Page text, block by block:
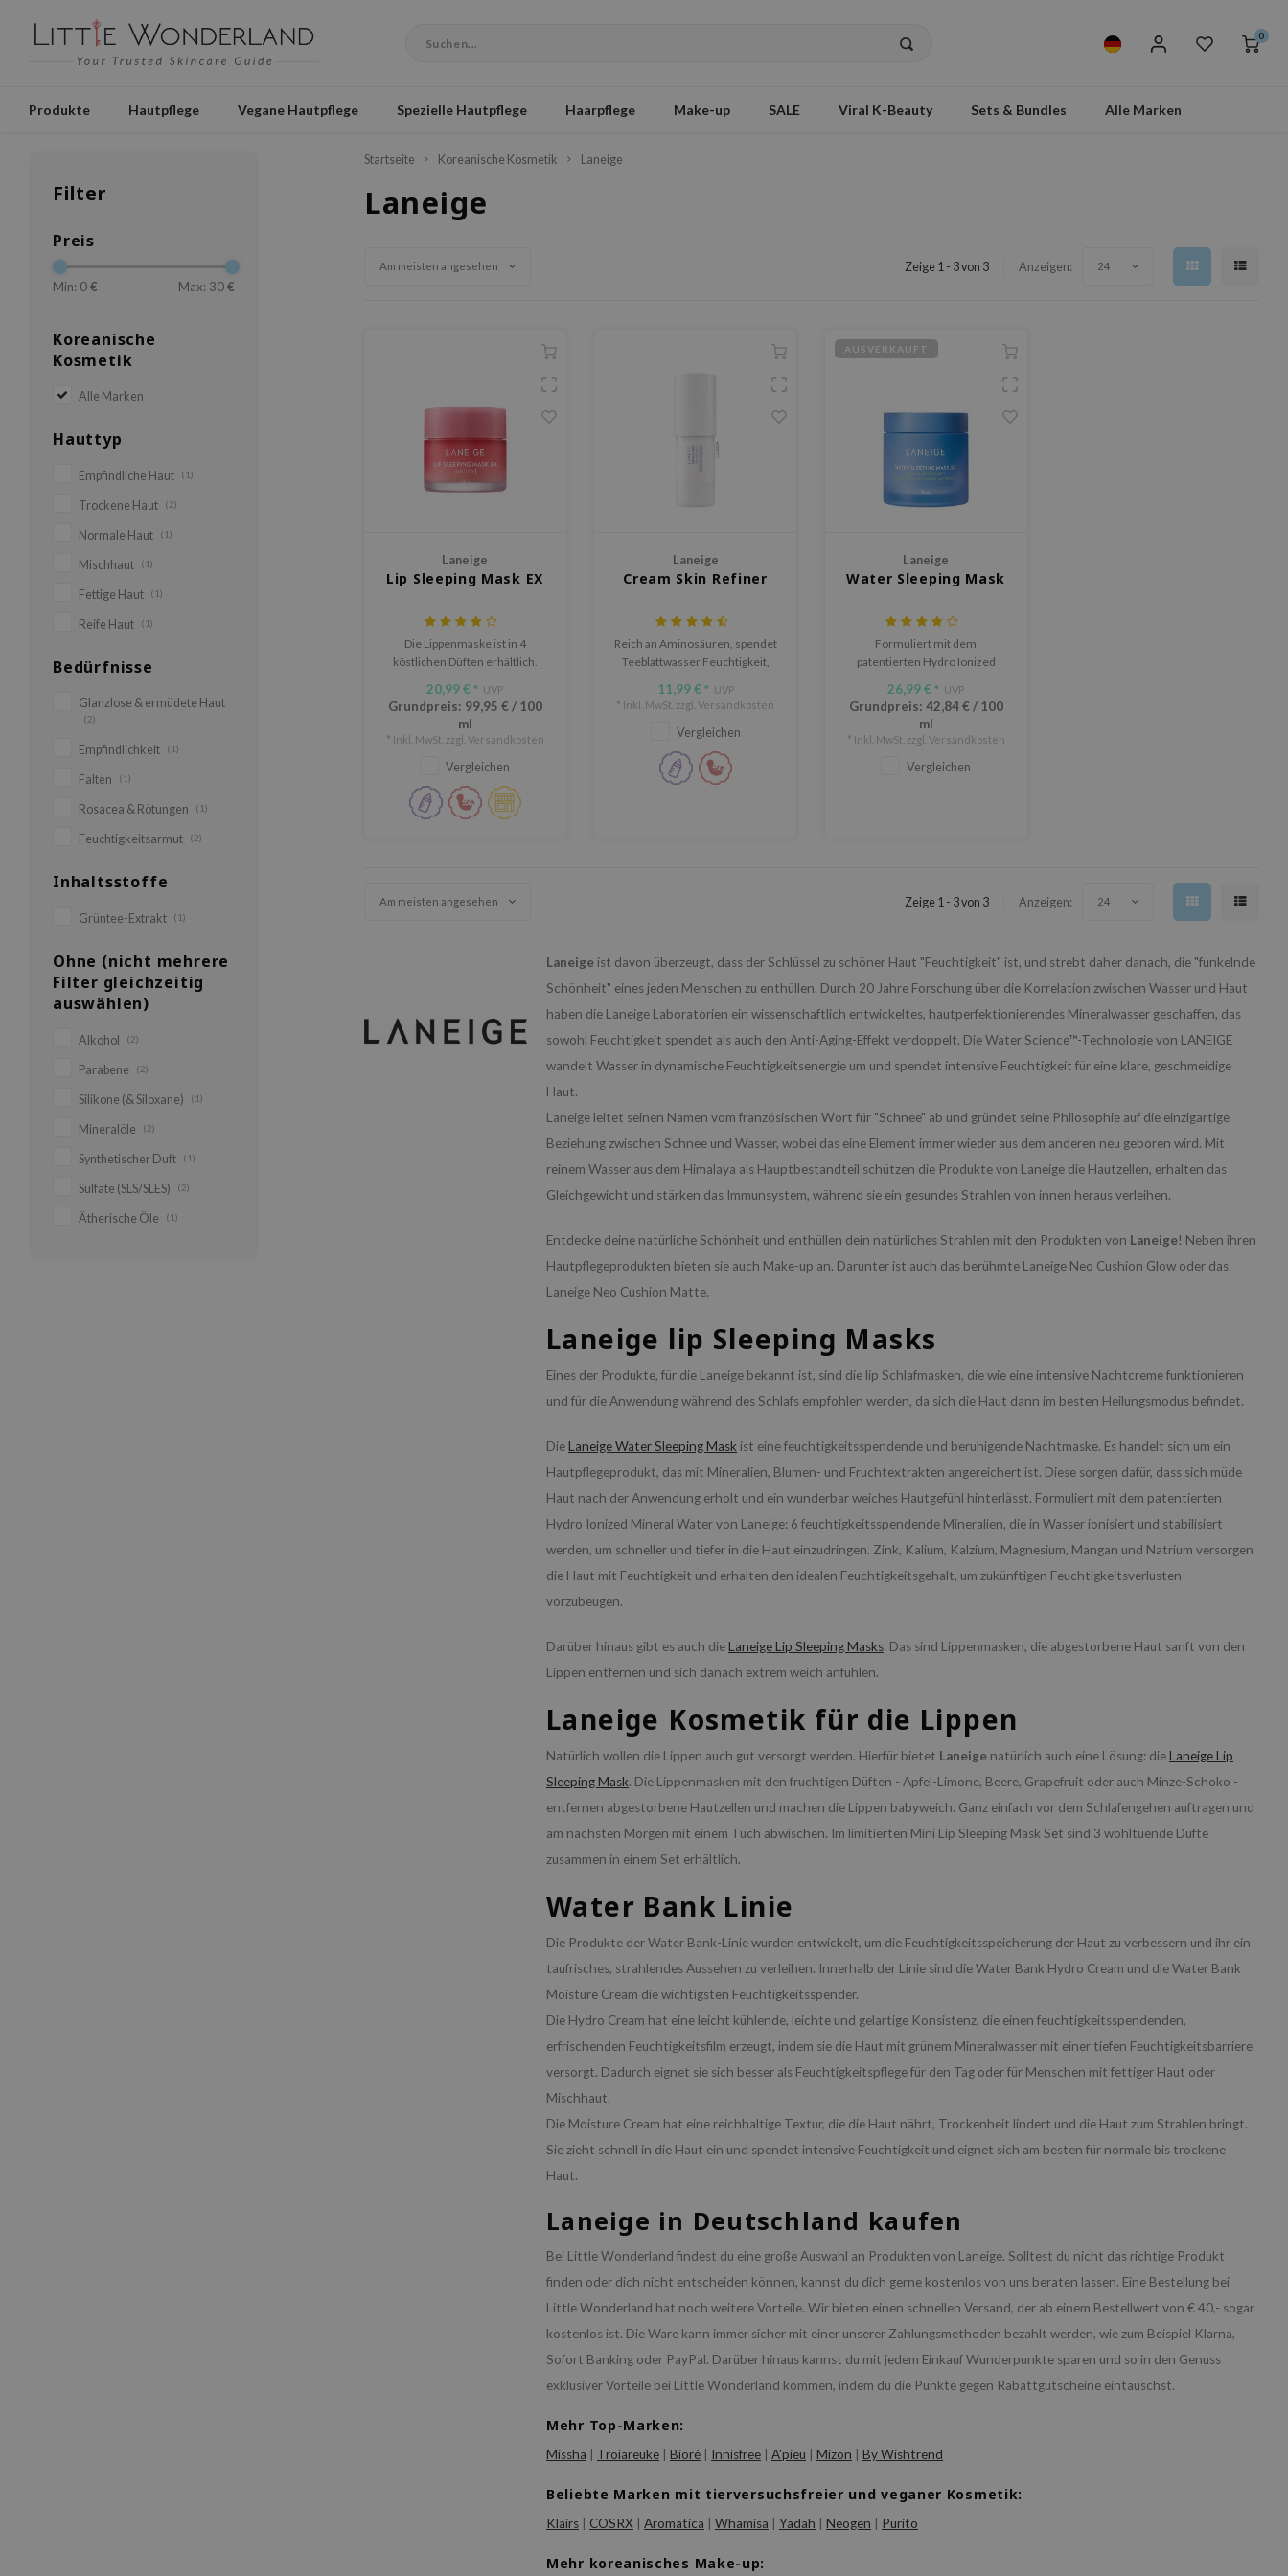
0
Produkte Hautpflege Vegane Hautpflege Spezielle Hautpflege Haarpflege Make-up SALE Viral K-Beauty Sets & Bundles Alle Marken
Filter
Preis
Min: 0€ Max: 30€
Koreanische
Kosmetik
Alle Marken
Hauttyp
Empfindliche Haut (1)
Trockene Haut (2)
Normale Haut (1)
Mischhaut (1)
Fettige Haut (1)
Reife Haut (1)
Bedürfnisse
Glanzlose & ermüdete Haut
(2)
Empfindlichkeit (1)
Falten (1)
Rosacea & Rötungen (1)
Feuchtigkeitsarmut (2)
Inhaltsstoffe
Grüntee-Extrakt (1)
Ohne (nicht mehrere
Filter gleichzeitig
auswählen)
Alkohol (2)
Parabene (2)
Silikone (& Siloxane) (1)
Mineralöle (2)
Synthetischer Duft (1)
Sulfate (SLS/SLES) (2)
Ätherische Öle (1)
Startseite Koreanische Kosmetik Laneige
Laneige
Am meisten angesehen Zeige 1 - 3 von 3 Anzeigen: 24
Laneige
Lip Sleeping Mask EX
Die Lippenmaske ist in 4
köstlichen Düften erhältlich.
20,99 € * UVP
Grundpreis: 99,95 €/ 100
ml
* Inkl. MwSt. zzgl. Versandkosten
Vergleichen
Laneige
Cream Skin Refiner
Reich an Aminosäuren, spendet
Teeblattwasser Feuchtigkeit,
Hautbarriere
11,99 € * UVP
* Inkl. MwSt. zzgl. Versandkosten
Vergleichen
AUSVERKAUFT
Laneige
Water Sleeping Mask
Formuliert mit dem
patentierten Hydro Ionized
26,99 € * UVP
Grundpreis: 42,84 €/ 100
ml
* Inkl. MwSt. zzgl. Versandkosten
Vergleichen
Am meisten angesehen Zeige 1 - 3 von 3 Anzeigen: 24
Laneige ist davon überzeugt, dass der Schlüssel zu schöner Haut "Feuchtigkeit" ist, und strebt daher danach, die "funkelnde
Schönheit" eines jeden Menschen zu enthüllen. Durch 20 Jahre Forschung über die Korrelation zwischen Wasser und Haut
haben die Laneige Laboratorien ein wissenschaftlich entwickeltes, hautperfektionierendes Mineralwasser geschaffen, das
sowohl Feuchtigkeit spendet als auch den Anti-Aging-Effekt verdoppelt. Die Water Science™-Technologie von LANEIGE
wandelt Wasser in dynamische Feuchtigkeitsenergie um und spendet intensive Feuchtigkeit für eine klare, geschmeidige
Haut.
Laneige leitet seinen Namen vom französischen Wort für "Schnee" ab und gründet seine Philosophie auf die einzigartige
Beziehung zwischen Schnee und Wasser, wobei das eine Element immer wieder aus dem anderen neu geboren wird. Mit
reinem Wasser aus dem Himalaya als Hauptbestandteil schützen die Produkte von Laneige die Hautzellen, erhalten das
Gleichgewicht und stärken das Immunsystem, während sie ein gesundes Strahlen von innen heraus verleihen.
Entdecke deine natürliche Schönheit und enthüllen dein natürliches Strahlen mit den Produkten von Laneige! Neben ihren
Hautpflegeprodukten bieten sie auch Make-up an. Darunter ist auch das berühmte Laneige Neo Cushion Glow oder das
Laneige Neo Cushion Matte.
Laneige lip Sleeping Masks
Eines der Produkte, für die Laneige bekannt ist, sind die lip Schlafmasken, die wie eine intensive Nachtcreme funktionieren
und für die Anwendung während des Schlafs empfohlen werden, da sich die Haut dann im besten Heilungsmodus befindet.
DieLaneige Water Sleeping Mask ist eine feuchtigkeitsspendende und beruhigende Nachtmaske. Es handelt sich um ein
Hautpflegeprodukt, das mit Mineralien, Blumen- und Fruchtextrakten angereichert ist. Diese sorgen dafür, dass sich müde
Haut nach der Anwendung erholt und ein wunderbar weiches Hautgefühl hinterlässt. Formuliert mit dem patentierten
Hydro Ionized Mineral Water von Laneige: 6 feuchtigkeitsspendende Mineralien, die in Wasser ionisiert und stabilisiert
werden, um schneller und tiefer in die Haut einzudringen. Zink, Kalium, Kalzium, Magnesium, Mangan und Natrium versorgen
die Haut mit Feuchtigkeit und erhalten den idealen Feuchtigkeitsgehalt, um zukünftigen Feuchtigkeitsverlusten
vorzubeugen.
Darüber hinaus gibt es auch dieLaneige Lip Sleeping Masks. Das sind Lippenmasken, die abgestorbene Haut sanft von den
Lippen entfernen und sich danach extrem weich anfühlen.
Laneige Kosmetik für die Lippen
Natürlich wollen die Lippen auch gut versorgt werden. Hierfür bietet Laneige natürlich auch eine Lösung: dieLaneige Lip
Sleeping Mask. Die Lippenmasken mit den fruchtigen Düften - Apfel-Limone, Beere, Grapefruit oder auch Minze-Schoko -
entfernen abgestorbene Hautzellen und machen die Lippen babyweich. Ganz einfach vor dem Schlafengehen auftragen und
am nächsten Morgen mit einem Tuch abwischen. Im limitierten Mini Lip Sleeping Mask Set sind 3 wohltuende Düfte
zusammen in einem Set erhältlich.
Water Bank Linie
Die Produkte der Water Bank-Linie wurden entwickelt, um die Feuchtigkeitsspeicherung der Haut zu verbessern und ihr ein
taufrisches, strahlendes Aussehen zu verleihen. Innerhalb der Linie sind die Water Bank Hydro Cream und die Water Bank
Moisture Cream die wichtigsten Feuchtigkeitsspender.
Die Hydro Cream hat eine leicht kühlende, leichte und gelartige Konsistenz, die einen feuchtigkeitsspendenden,
erfrischenden Feuchtigkeitsfilm erzeugt, indem sie die Haut mit grünem Mineralwasser mit einer tiefen Feuchtigkeitsbarriere
versorgt. Dadurch eignet sie sich besser als Feuchtigkeitspflege für den Tag oder für Menschen mit fettiger Haut oder
Mischhaut.
Die Moisture Cream hat eine reichhaltige Textur, die die Haut nährt, Trockenheit lindert und die Haut zum Strahlen bringt.
Sie zieht schnell in die Haut ein und spendet intensive Feuchtigkeit und eignet sich am besten für normale bis trockene
Haut.
Laneige in Deutschland kaufen
Bei Little Wonderland findest du eine große Auswahl an Produkten von Laneige. Solltest du nicht das richtige Produkt
finden oder dich nicht entscheiden können, kannst du dich gerne kostenlos von uns beraten lassen. Eine Bestellung bei
Little Wonderland hat noch weitere Vorteile. Wir bieten einen schnellen Versand, der ab einem Bestellwert von € 40,- sogar
kostenlos ist. Die Ware kann immer sicher mit einer unserer Zahlungsmethoden bezahlt werden, wie zum Beispiel Klarna,
Sofort Banking oder PayPal. Darüber hinaus kannst du mit jedem Einkauf Wunderpunkte sparen und so in den Genuss
exklusiver Vorteile bei Little Wonderland kommen, indem du die Punkte gegen Rabattgutscheine eintauschst.
Mehr Top-Marken:
Missha Troiareuke Bioré Innisfree A'pieu Mizon By Wishtrend
Beliebte Marken mit tierversuchsfreier und veganer Kosmetik:
Klairs COSRX Aromatica Whamisa Yadah Neogen Purito
Mehr koreanisches Make-up: